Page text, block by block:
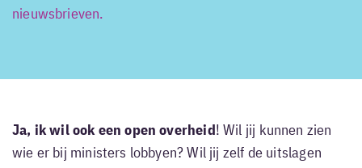
nieuwsbrieven.
Ja, ik wil ook een open overheid ! Wil jij kunnen zien
wie er bij ministers lobbyen? Wil jij zelf de uitslagen